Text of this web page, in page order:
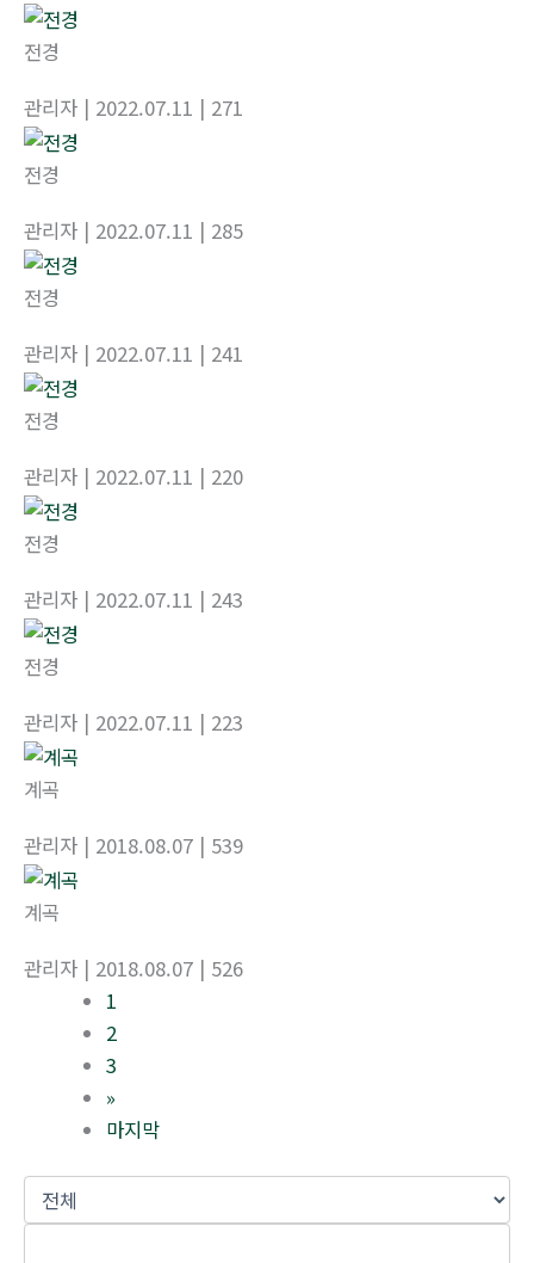
전경
관리자 | 2022.07.11 | 271
전경
관리자 | 2022.07.11 | 285
전경
관리자 | 2022.07.11 | 241
전경
관리자 | 2022.07.11 | 220
전경
관리자 | 2022.07.11 | 243
전경
관리자 | 2022.07.11 | 223
계곡
관리자 | 2018.08.07 | 539
계곡
관리자 | 2018.08.07 | 526
1
2
3
»
마지막